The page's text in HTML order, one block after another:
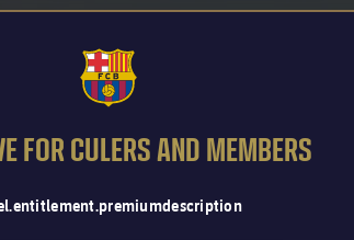
FCB Barcelona badge
FOR CULERS AND MEMBERS